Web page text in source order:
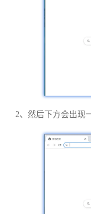
2、然后下方会出现